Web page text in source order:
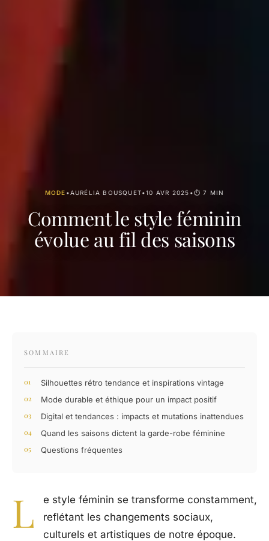
MODE •AURÉLIA BOUSQUET•10 AVR 2025 •⏱ 7 MIN
Comment le style féminin
évolue au fil des saisons
SOMMAIRE
Silhouettes rétro tendance et inspirations vintage
Mode durable et éthique pour un impact positif
Digital et tendances : impacts et mutations inattendues
Quand les saisons dictent la garde-robe féminine
Questions fréquentes
L
e style féminin se transforme constamment,
reflétant les changements sociaux,
culturels et artistiques de notre époque.